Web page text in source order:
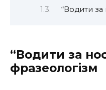
“Водити за
“Водити за
фразеологізм